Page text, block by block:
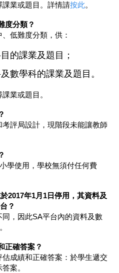
業或題目。詳情請按此。
度分類？
低難度分類，供：
的課業及題目；
數學科的課業及題目。
業或題目。
評局設計，現階段未能讓教師
學使用，學校無須付任何費
2017年1月1日停用，其資料及
？
，因此SA平台內的資料及數
正確答案？
成績和正確答案：於學生遞交
案。